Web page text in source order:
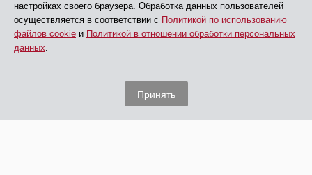
настройках своего браузера. Обработка данных пользователей
осуществляется в соответствии с Политикой по использованию
файлов cookie и Политикой в отношении обработки персональных
данных.
Принять